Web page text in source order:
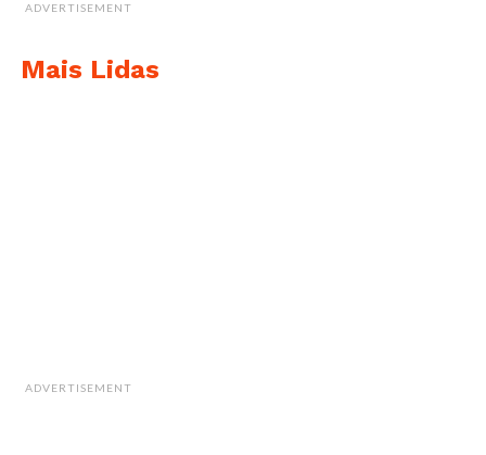
ADVERTISEMENT
Mais Lidas
ADVERTISEMENT